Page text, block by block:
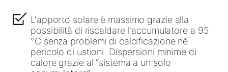
L'apporto solare è massimo grazie alla
possibilità di riscaldare l'accumulatore a 95
°C senza problemi di calcificazione né
pericolo di ustioni. Dispersioni minime di
calore grazie al “sistema a un solo